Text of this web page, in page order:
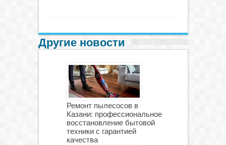
Другие новости
Ремонт пылесосов в
Казани: профессиональное
восстановление бытовой
техники с гарантией
качества